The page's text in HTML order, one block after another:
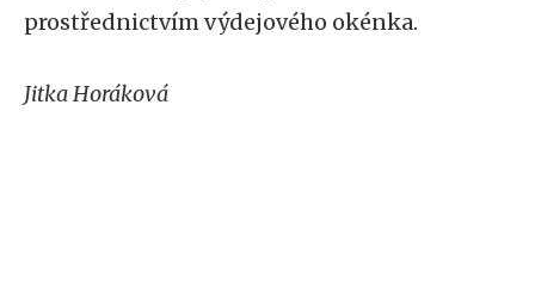
prostřednictvím výdejového okénka.
Jitka Horáková